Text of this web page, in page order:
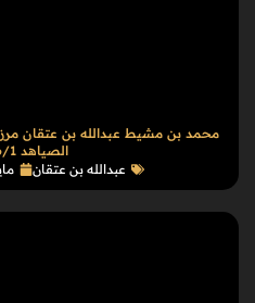
محمد بن مشيط عبدالله بن عتقان
الصياهد 1443/6/1
عبدالله بن عتقان
مايو